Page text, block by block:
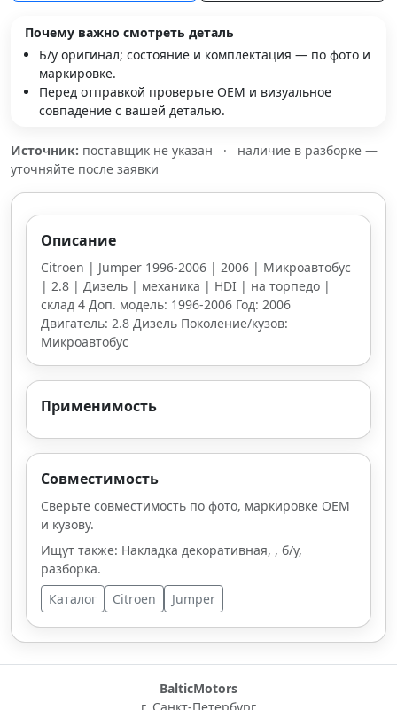
Почему важно смотреть деталь
Б/у оригинал; состояние и комплектация — по фото и
маркировке.
Перед отправкой проверьте OEM и визуальное
совпадение с вашей деталью.
Источник: поставщик не указан ·
наличие в разборке —
уточняйте после заявки
Описание
Citroen | Jumper 1996-2006 | 2006 | Микроавтобус
| 2.8 | Дизель | механика | HDI | на торпедо |
склад 4 Доп. модель: 1996-2006 Год: 2006
Двигатель: 2.8 Дизель Поколение/кузов:
Микроавтобус
Применимость
Совместимость
Сверьте совместимость по фото, маркировке OEM
и кузову.
Ищут также: Накладка декоративная, , б/у,
разборка.
Каталог
Citroen Jumper
BalticMotors